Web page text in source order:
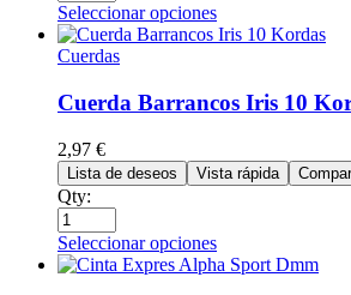
Seleccionar opciones
Cuerdas
Cuerda Barrancos Iris 10
2,97 €
Lista de deseos Vista rápida
Qty:
Seleccionar opciones